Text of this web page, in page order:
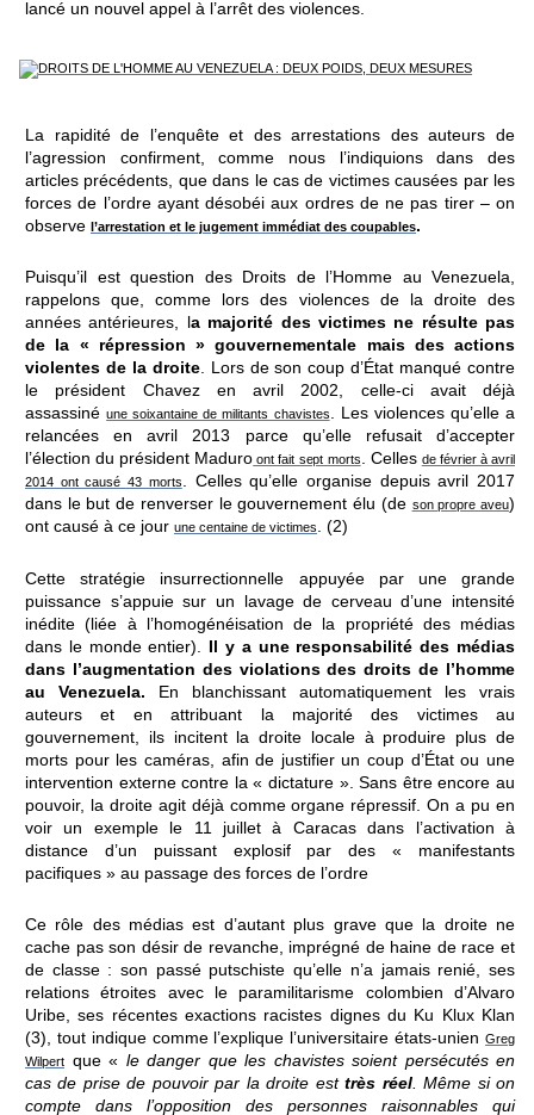
lancé un nouvel appel à l’arrêt des violences.
La rapidité de l’enquête et des arrestations des auteurs de
l’agression confirment, comme nous l’indiquions dans des
articles précédents, que dans le cas de victimes causées par les
forces de l’ordre ayant désobéi aux ordres de ne pas tirer – on
observe l’arrestation et le jugement immédiat des coupables.
Puisqu’il est question des Droits de l’Homme au Venezuela,
rappelons que, comme lors des violences de la droite des
années antérieures, la majorité des victimes ne résulte pas
de la « répression » gouvernementale mais des actions
violentes de la droite. Lors de son coup d’État manqué contre
le président Chavez en avril 2002, celle-ci avait déjà
assassinéune soixantaine de militants chavistes
. Les violences qu’elle a
relancées en avril 2013 parce qu’elle refusait d’accepter
l’élection du président Maduro ont fait sept morts . Celles de février à avril
2014 ont causé 43 morts
. Celles qu’elle organise depuis avril 2017
dans le but de renverser le gouvernement élu (de son propre aveu)
ont causé à ce jour une centaine de victimes . (2)
Cette stratégie insurrectionnelle appuyée par une grande
puissance s’appuie sur un lavage de cerveau d’une intensité
inédite (liée à l’homogénéisation de la propriété des médias
dans le monde entier). Il y a une responsabilité des médias
dans l’augmentation des violations des droits de l’homme
au Venezuela. En blanchissant automatiquement les vrais
auteurs et en attribuant la majorité des victimes au
gouvernement, ils incitent la droite locale à produire plus de
morts pour les caméras, afin de justifier un coup d’État ou une
intervention externe contre la « dictature ». Sans être encore au
pouvoir, la droite agit déjà comme organe répressif. On a pu en
voir un exemple le 11 juillet à Caracas dans l’activation à
distance d’un puissant explosif par des « manifestants
pacifiques » au passage des forces de l’ordre
Ce rôle des médias est d’autant plus grave que la droite ne
cache pas son désir de revanche, imprégné de haine de race et
de classe : son passé putschiste qu’elle n’a jamais renié, ses
relations étroites avec le paramilitarisme colombien d’Alvaro
Uribe, ses récentes exactions racistes dignes du Ku Klux Klan
(3), tout indique comme l’explique l’universitaire états-unien Greg
Wilpert que « le danger que les chavistes soient persécutés en
cas de prise de pouvoir par la droite esttrès réel. Même si on
compte dans l’opposition des personnes raisonnables qui